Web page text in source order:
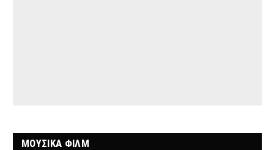
ΜΟΥΣΙΚΑ ΦΙΛΜ